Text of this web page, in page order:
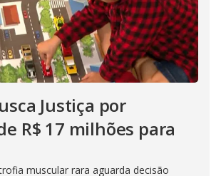
Justiça por
R$ 17 milhões para
muscular rara aguarda decisão